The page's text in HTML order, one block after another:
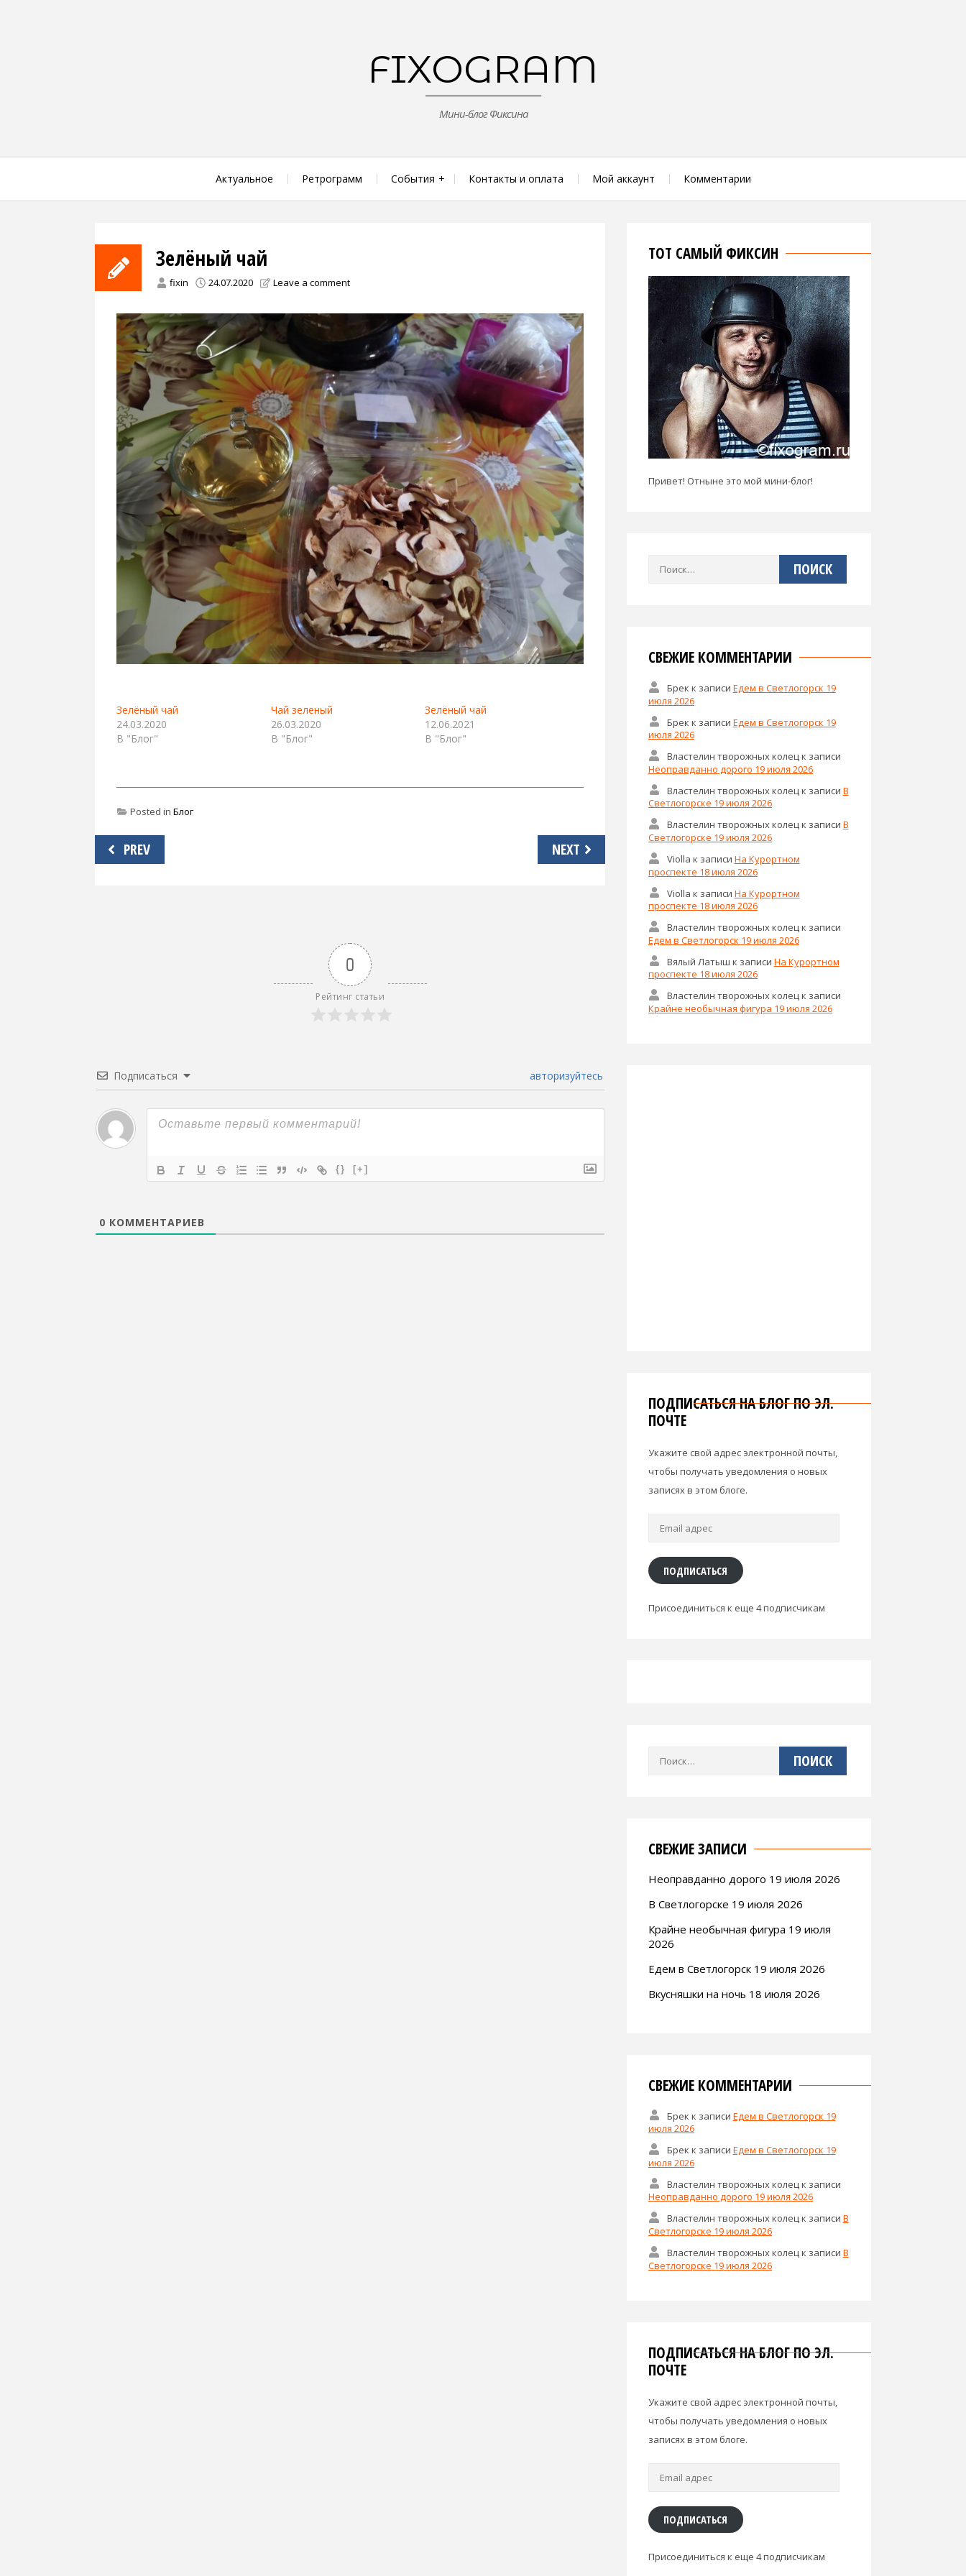
FIXOGRAM
Мини-блог Фиксина
Актуальное Ретрограмм События Контакты и оплата Мой аккаунт Комментарии
Зелёный чай
fixin 24.07.2020 Leave a comment
Зелёный чай
24.03.2020
В "Блог"
Чай зеленый
26.03.2020
В "Блог"
Зелёный чай
12.06.2021
В "Блог"
Posted in Блог
Навигация
по
PREV NEXT
0
Рейтинг статьи
Подписаться авторизуйтесь
{} [+]
0 КОММЕНТАРИЕВ
ТОТ САМЫЙ ФИКСИН
Привет! Отныне это мой мини-блог!
Найти:
СВЕЖИЕ КОММЕНТАРИИ
Брек к записи Едем в Светлогорск 19
июля 2026
Брек к записи Едем в Светлогорск 19
июля 2026
Властелин творожных колецк записи
Неоправданно дорого 19 июля 2026
Властелин творожных колец к записи В
Светлогорске 19 июля 2026
Властелин творожных колецк записи В
Светлогорске 19 июля 2026
Violla к записи На Курортном
проспекте 18 июля 2026
Violla к записи На Курортном
проспекте 18 июля 2026
Властелин творожных колецк записи
Едем в Светлогорск 19 июля 2026
Вялый Латыш к записи На Курортном
проспекте 18 июля 2026
Властелин творожных колецк записи
Крайне необычная фигура 19 июля 2026
ПОДПИСАТЬСЯ НА БЛОГ ПО ЭЛ.
ПОЧТЕ
Укажите свой адрес электронной почты,
чтобы получать уведомления о новых
записях в этом блоге.
Email
ПОДПИСАТЬСЯ
Присоединиться к еще 4 подписчикам
СВЕЖИЕ ЗАПИСИ
Неоправданно дорого 19 июля 2026
В Светлогорске 19 июля 2026
Крайне необычная фигура 19 июля
2026
Едем в Светлогорск 19 июля 2026
Вкусняшки на ночь 18 июля 2026
СВЕЖИЕ КОММЕНТАРИИ
Брек к записи Едем в Светлогорск 19
июля 2026
Брек к записи Едем в Светлогорск 19
июля 2026
Властелин творожных колец к записи
Неоправданно дорого 19 июля 2026
Властелин творожных колецк записи В
Светлогорске 19 июля 2026
Властелин творожных колец к записи В
Светлогорске 19 июля 2026
ПОДПИСАТЬСЯ НА БЛОГ ПО ЭЛ.
ПОЧТЕ
Укажите свой адрес электронной почты,
чтобы получать уведомления о новых
записях в этом блоге.
ПОДПИСАТЬСЯ
Присоединиться к еще 4 подписчикам